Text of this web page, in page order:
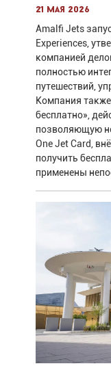
21 мая 2026
Amalfi Jets
Experiences,
компанией
полностью
путешествий,
Компания
бесплатно»,
позволяющую
One Jet Card,
получить
применены